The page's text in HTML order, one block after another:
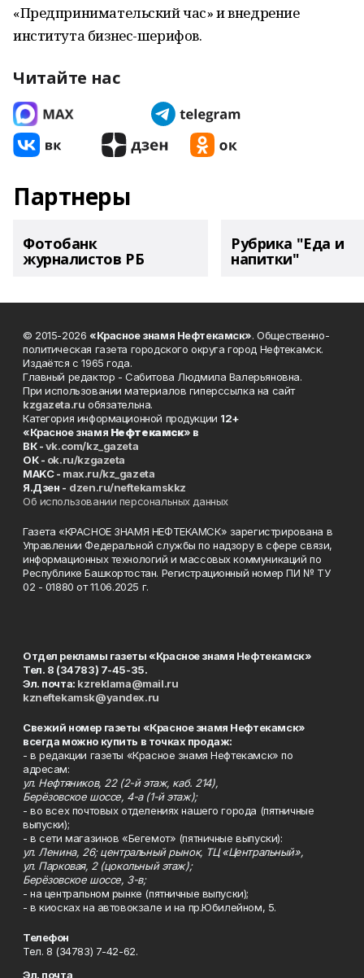
«Предпринимательский час» и внедрение
института бизнес-шерифов.
Читайте нас
Партнеры
Фотобанк
журналистов РБ
Рубрика "Еда и
напитки"
© 2015-2026 «Красное знамя Нефтекамск». Общественно-
политическая газета городского округа город Нефтекамск.
Издаётся с 1965 года.
Главный редактор - Сабитова Людмила Валерьяновна.
При использовании материалов гиперссылка на сайт
kzgazeta.ru обязательна.
Категория информационной продукции 12+
«Красное знамя Нефтекамск» в
ВК -vk.com/kz_gazeta
ОК - ok.ru/kzgazeta
MAKC - max.ru/kz_gazeta
Я.Дзен - dzen.ru/neftekamskkz
Об использовании персональных данных
Газета «КРАСНОЕ ЗНАМЯ НЕФТЕКАМСК» зарегистрирована в
Управлении Федеральной службы по надзору в сфере связи,
информационных технологий и массовых коммуникаций по
Республике Башкортостан. Регистрационный номер ПИ № ТУ
02 - 01880 от 11.06.2025 г.
Отдел рекламы газеты «Красное знамя Нефтекамск»
Тел. 8 (34783) 7-45-35.
Эл. почта: kzreklama@mail.ru
kzneftekamsk@yandex.ru
Свежий номер газеты «Красное знамя Нефтекамск»
всегда можно купить в точках продаж:
- в редакции газеты «Красное знамя Нефтекамск» по
адресам:
ул. Нефтяников, 22 (2-й этаж, каб. 214),
Берёзовское шоссе, 4-а (1-й этаж);
- во всех почтовых отделениях нашего города (пятничные
выпуски);
- в сети магазинов «Бегемот» (пятничные выпуски):
ул. Ленина, 26; центральный рынок, ТЦ «Центральный»,
ул. Парковая, 2 (цокольный этаж);
Берёзовское шоссе, 3-в;
- на центральном рынке (пятничные выпуски);
- в киосках на автовокзале и на пр.Юбилейном, 5.
Телефон
Тел. 8 (34783) 7-42-62.
Эл. почта